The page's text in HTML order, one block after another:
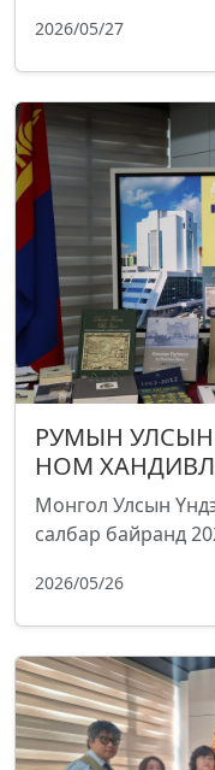
2026/05/27
РУМЫН
НОМ
Монгол Улсын
салбар байранд
2026/05/26